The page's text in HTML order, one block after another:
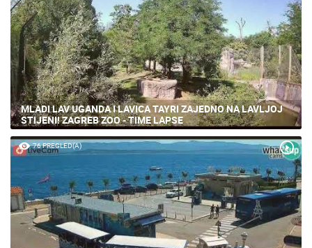
MLADI LAV UGANDA I LAVICA TAYRI ZAJEDNO NA LAVLJOJ
STIJENI! ZAGREB ZOO - TIME LAPSE